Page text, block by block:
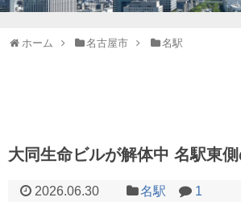
ホーム 名古屋市 名駅
大同生命ビルが解体中 名駅東側
2026.06.30 名駅 1